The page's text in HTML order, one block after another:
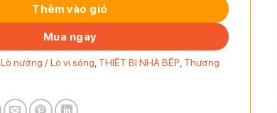
Thêm vào giỏ
Mua ngay
,Lò nướng / Lò vi sóng THIẾT BỊ NHÀ BẾP Thương